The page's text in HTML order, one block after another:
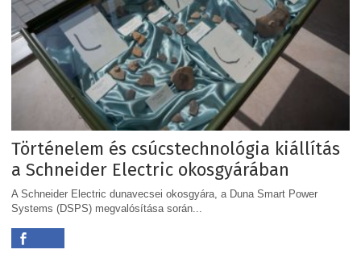
Történelem és csúcstechnológia kiállítás
a Schneider Electric okosgyárában
A Schneider Electric dunavecsei okosgyára, a Duna Smart Power
Systems (DSPS) megvalósítása során...